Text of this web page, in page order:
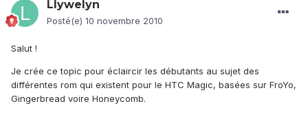
Llywelyn
Posté(e) 10 novembre 2010
Salut !
Je crée ce topic pour éclaircir les débutants au sujet des
différentes rom qui existent pour le HTC Magic, basées sur FroYo,
Gingerbread voire Honeycomb.